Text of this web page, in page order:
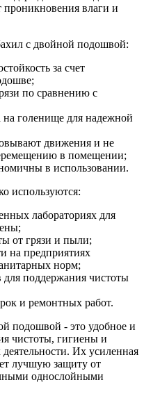
влаги и
с двойной подошвой:
за счет
по сравнению с
на голенище для надежной
движения и не
в помещении;
в использовании.
используются:
лабораториях для
от грязи и пыли;
на предприятиях
норм;
для поддержания чистоты
и ремонтных работ.
подошвой - это удобное и
чистоты, гигиены и
Их усиленная
лучшую защиту от
однослойными